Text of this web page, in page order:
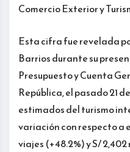
Comercio Exterior y
Esta cifra fue revelada
Barrios durante su
Presupuesto y Cuenta
República, el pasado 21
estimados del turismo
variación con respecto a
viajes (+48.2%) y S/